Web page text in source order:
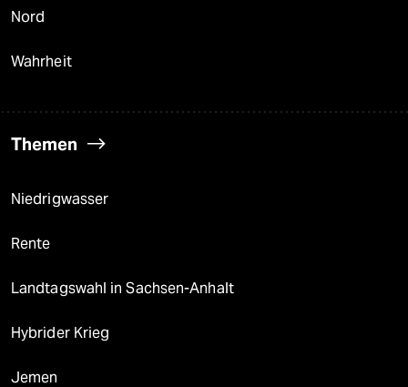
Nord
Wahrheit
Themen
Niedrigwasser
Rente
Landtagswahl in Sachsen-Anhalt
Hybrider Krieg
Jemen